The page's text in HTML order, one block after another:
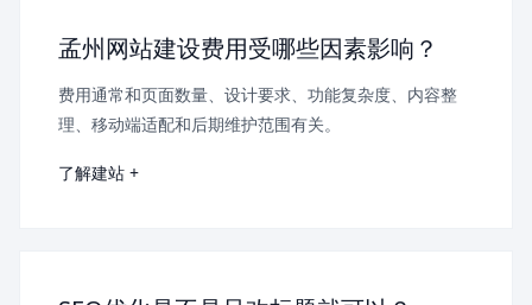
孟州网站建设费用受哪些因素影响？
费用通常和页面数量、设计要求、功能复杂度、内容整
理、移动端适配和后期维护范围有关。
了解建站 +